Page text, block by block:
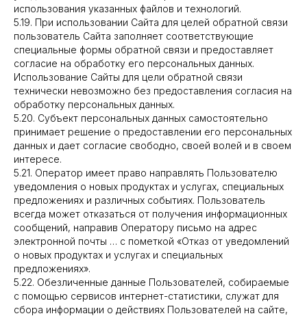
использования указанных файлов и технологий.
5.19. При использовании Сайта для целей обратной связи
пользователь Сайта заполняет соответствующие
специальные формы обратной связи и предоставляет
согласие на обработку его персональных данных.
Использование Сайты для цели обратной связи
технически невозможно без предоставления согласия на
обработку персональных данных.
5.20. Субъект персональных данных самостоятельно
принимает решение о предоставлении его персональных
данных и дает согласие свободно, своей волей и в своем
интересе.
5.21. Оператор имеет право направлять Пользователю
уведомления о новых продуктах и услугах, специальных
предложениях и различных событиях. Пользователь
всегда может отказаться от получения информационных
сообщений, направив Оператору письмо на адрес
электронной почты … с пометкой «Отказ от уведомлений
о новых продуктах и услугах и специальных
предложениях».
5.22. Обезличенные данные Пользователей, собираемые
с помощью сервисов интернет-статистики, служат для
сбора информации о действиях Пользователей на сайте,